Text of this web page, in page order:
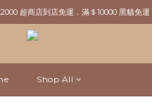
網註冊．領取＄100元購物金
超商店到店免運．滿＄10000 黑貓免運
外滿台幣＄15000免運
Shop All